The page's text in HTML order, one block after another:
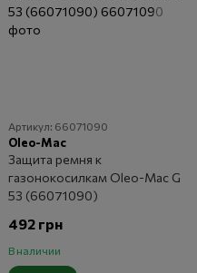
Артикул: 66071090
Oleo-Mac
Защита ремня к
газонокосилкам Oleo-Mac G
53 (66071090)
492 грн
В наличии